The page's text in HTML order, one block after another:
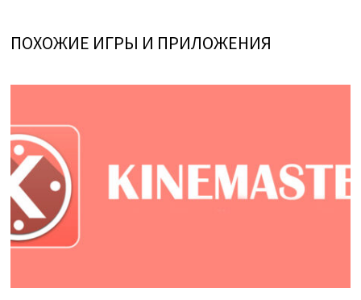
ПОХОЖИЕ ИГРЫ И ПРИЛОЖЕНИЯ